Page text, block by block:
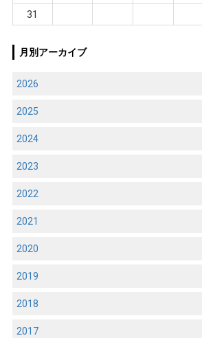
31
月別アーカイブ
2026
2025
2024
2023
2022
2021
2020
2019
2018
2017